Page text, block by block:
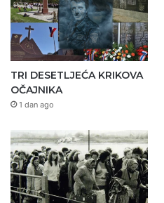
TRI DESETLJEĆA KRIKOVA
OČAJNIKA
1 dan ago